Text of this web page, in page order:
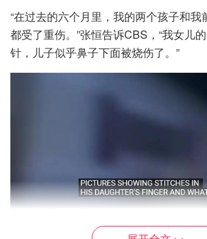
“在过去的六个月里，我的两个孩子和我
都受了重伤。”张恒告诉CBS，“我女儿
针，儿子似乎鼻子下面被烧伤了。”
截图来自YouTube@CBS Colorado，版